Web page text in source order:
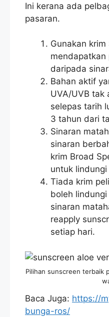
Ini kerana ada
pasaran.
Gunakan
mendapatkan
daripada
Bahan aktif
UVA/UVB tak
selepas tarih
3 tahun dari
Sinaran
sinaran
krim Broad
untuk
Tiada krim
boleh
sinaran
reapply
setiap hari.
Pilihan sunscreen terbaik
Baca Juga: https://
bunga-ros/